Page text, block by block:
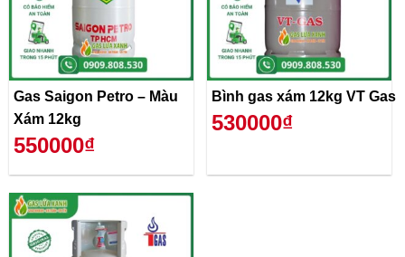
Gas Saigon Petro – Màu
Xám 12kg
550000₫
Bình gas xám 12kg VT Gas
530000₫